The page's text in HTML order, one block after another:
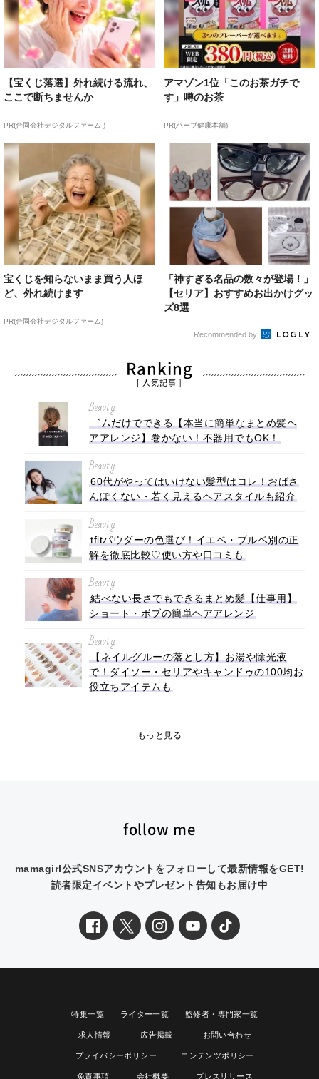
【宝くじ落選】外れ続ける流れ、
ここで断ちませんか
PR(合同会社デジタルファーム )
アマゾン1位「このお茶ガチで
す」噂のお茶
PR(ハーブ健康本舗)
宝くじを知らないまま買う人ほ
ど、外れ続けます
PR(合同会社デジタルファーム)
「神すぎる名品の数々が登場！」
【セリア】おすすめお出かけグッ
ズ8選
Recommended by
Ranking
[ 人気記事 ]
Beauty
ゴムだけでできる【本当に簡単なまとめ髪ヘ
アアレンジ】巻かない！不器用でもOK！
Beauty
60代がやってはいけない髪型はコレ！おばさ
んぽくない・若く見えるヘアスタイルも紹介
Beauty
tfitパウダーの色選び！イエベ・ブルベ別の正
解を徹底比較♡使い方や口コミも
Beauty
結べない長さでもできるまとめ髪【仕事用】
ショート・ボブの簡単ヘアアレンジ
Beauty
【ネイルグルーの落とし方】お湯や除光液
で！ダイソー・セリアやキャンドゥの100均お
役立ちアイテムも
もっと見る
follow me
mamagirl公式SNSアカウントをフォローして最新情報をGET!
読者限定イベントやプレゼント告知もお届け中
特集一覧 ライター一覧 監修者・専門家一覧
求人情報 広告掲載 お問い合わせ
プライバシーポリシー コンテンツポリシー
免責事項 会社概要 プレスリリース